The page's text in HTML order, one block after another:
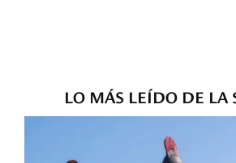
LO MÁS LEÍDO DE LA